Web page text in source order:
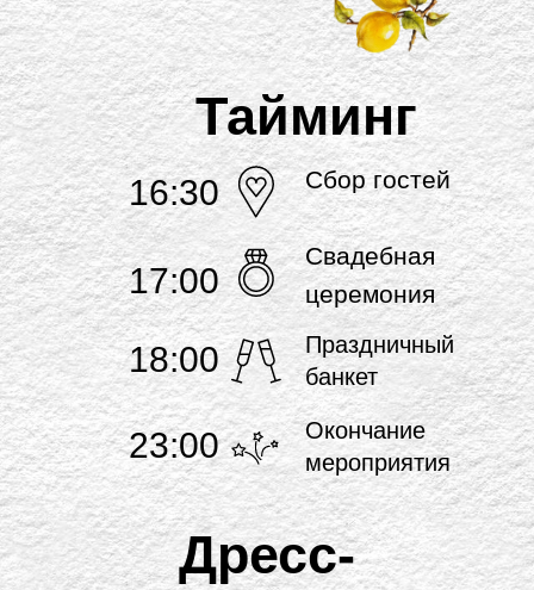
16:30
17:00
18:00
Тайминг
23:00
Сбор гостей
Свадебная
церемония
Окончание
мероприятия
Праздничный
банкет
Дресс-